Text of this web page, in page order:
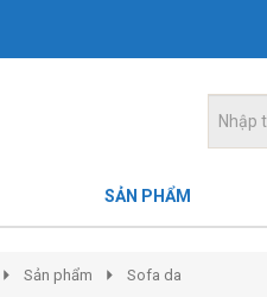
SẢN PHẨM
Sản phẩm Sofa da